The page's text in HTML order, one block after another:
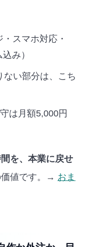
スマホ対応・
み）
ない部分は、こち
は月額5,000円
を、本業に戻せ
価値です。→ おま